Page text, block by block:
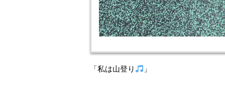
「私は山登り 」